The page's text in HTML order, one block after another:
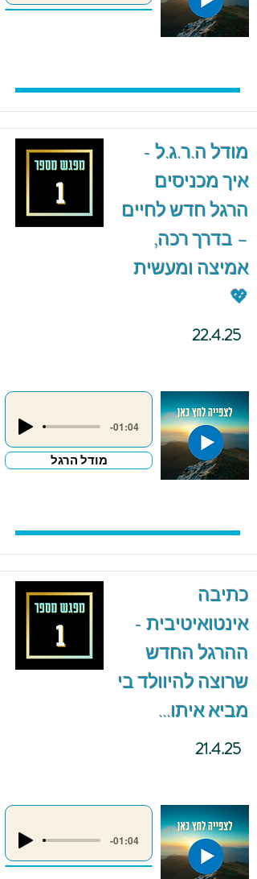
מודל ה.ר.ג.ל -
איך מכניסים
הרגל חדש לחיים
– בדרך רכה,
אמיצה ומעשית
💖
22.4.25
-01:04
מודל הרגל
כתיבה
אינטואיטיבית -
ההרגל החדש
שרוצה להיוולד בי
מביא איתו...
21.4.25
-01:04